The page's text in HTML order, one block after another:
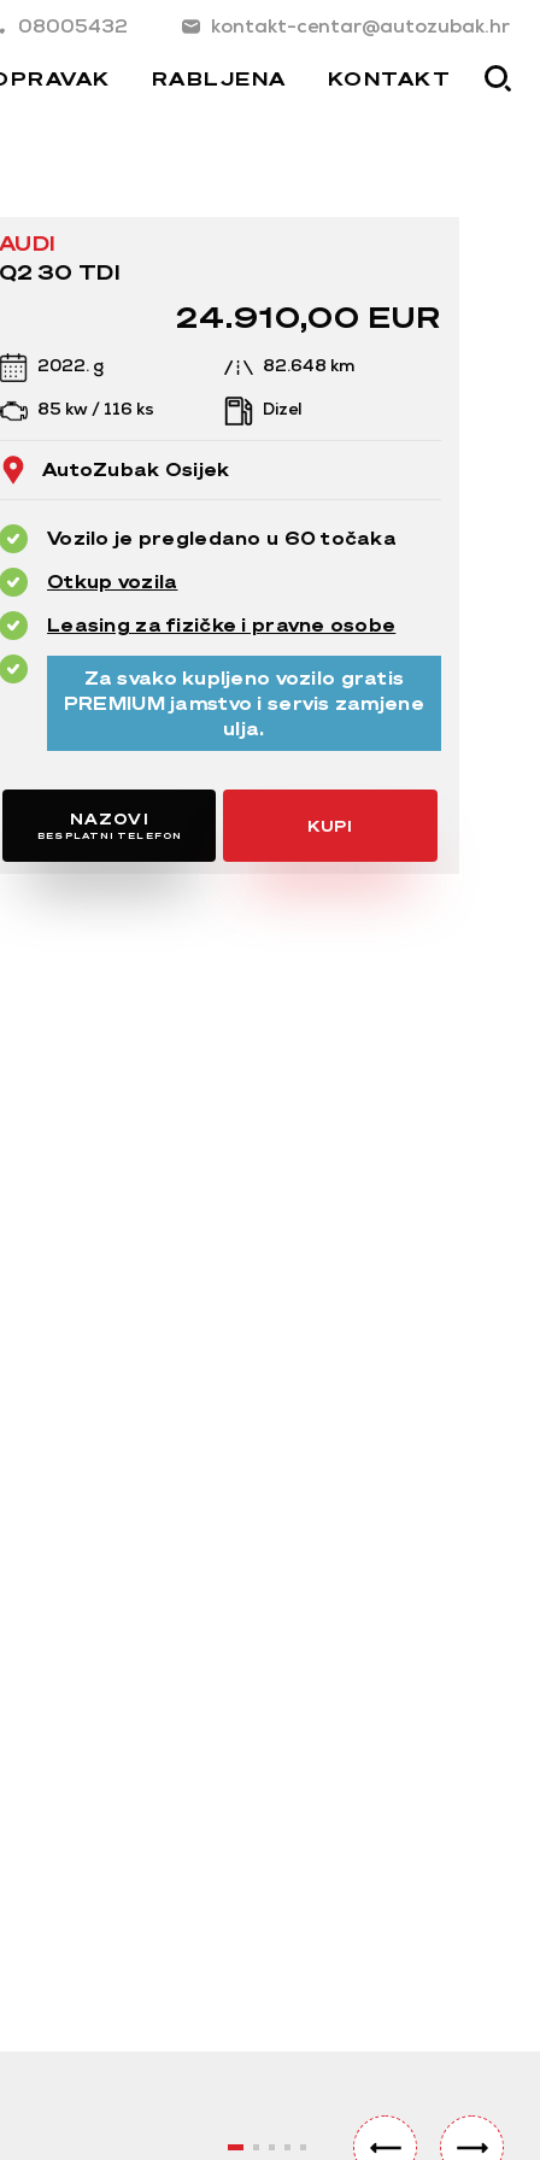
08005432 kontakt-centar@autozubak.hr
RABLJENA KONTAKT
AUDI
Q2 30 TDI
24.910,00 EUR
2022. g
82.648 km
85 kw / 116 ks
Dizel
AutoZubak Osijek
Vozilo je pregledano u 60 točaka
Otkup vozila
Leasing za fizičke i pravne osobe
Za svako kupljeno vozilo gratis
PREMIUM jamstvo i servis zamjene
ulja.
NAZOVI
BESPLATNI TELEFON
KUPI